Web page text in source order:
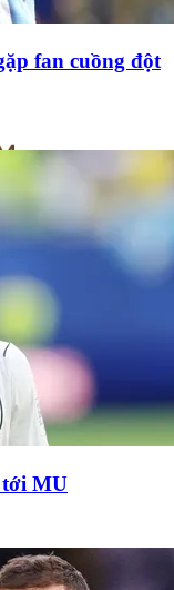
fan cuồng đột
tới MU